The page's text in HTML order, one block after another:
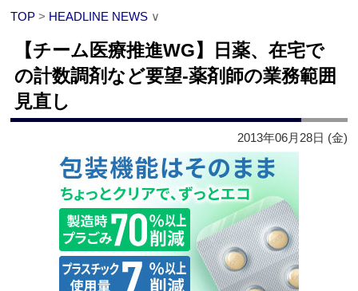
TOP > HEADLINE NEWS ∨
【チーム医療推進WG】日薬、在宅で
の計数調剤など要望‐薬剤師の業務範囲
見直し
2013年06月28日 (金)